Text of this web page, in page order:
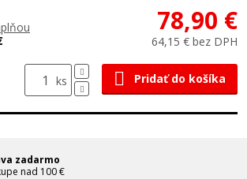
78,90 €
64,15 € bez DPH
ks Pridať do košíka
zadarmo
nad 100 €